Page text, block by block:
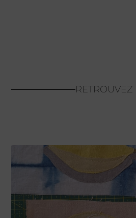
RETROUVEZ